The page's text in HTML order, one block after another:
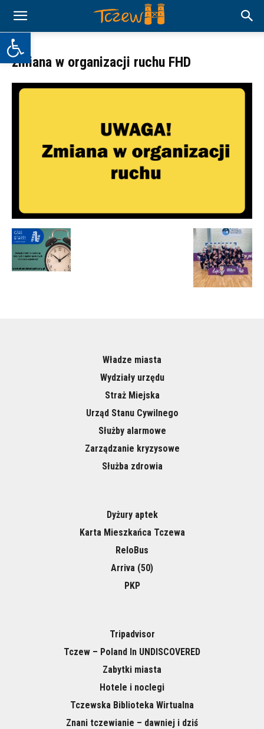
Otwórz pasek narzędzi
zmiana w organizacji ruchu FHD
Władze miasta
Wydziały urzędu
Straż Miejska
Urząd Stanu Cywilnego
Służby alarmowe
Zarządzanie kryzysowe
Służba zdrowia
Dyżury aptek
Karta Mieszkańca Tczewa
ReloBus
Arriva (50)
PKP
Tripadvisor
Tczew – Poland In UNDISCOVERED
Zabytki miasta
Hotele i noclegi
Tczewska Biblioteka Wirtualna
Znani tczewianie – dawniej i dziś